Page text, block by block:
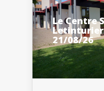
Le Centre
Letinturier
21/08/26